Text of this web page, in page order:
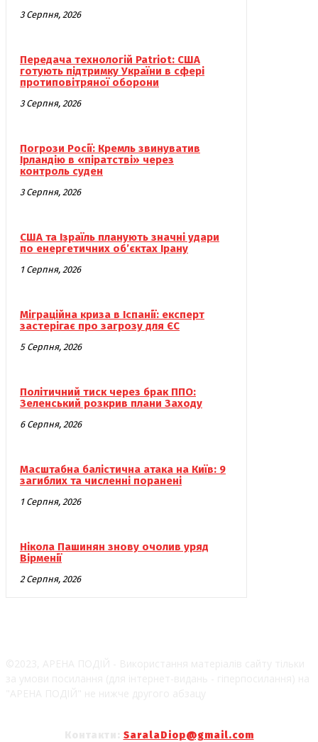
3 Серпня, 2026
Передача технологій Patriot: США
готують підтримку України в сфері
протиповітряної оборони
3 Серпня, 2026
Погрози Росії: Кремль звинуватив
Ірландію в «піратстві» через
контроль суден
3 Серпня, 2026
США та Ізраїль планують значні удари
по енергетичних об’єктах Ірану
1 Серпня, 2026
Міграційна криза в Іспанії: експерт
застерігає про загрозу для ЄС
5 Серпня, 2026
Політичний тиск через брак ППО:
Зеленський розкрив плани Заходу
6 Серпня, 2026
Масштабна балістична атака на Київ: 9
загиблих та численні поранені
1 Серпня, 2026
Нікола Пашинян знову очолив уряд
Вірменії
2 Серпня, 2026
SaralaDiop@gmail.com